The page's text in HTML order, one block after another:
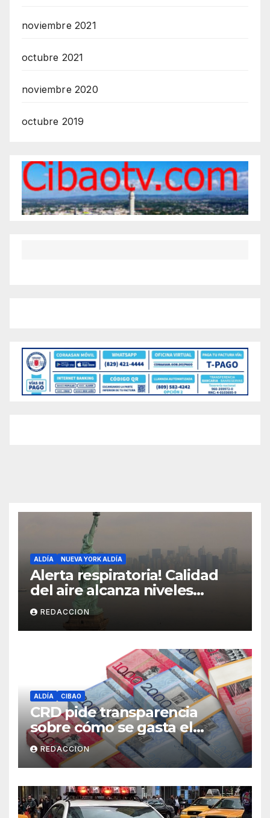
noviembre 2021
octubre 2021
noviembre 2020
octubre 2019
ALDÍA NUEVA YORK ALDÍA
Alerta respiratoria! Calidad
del aire alcanza niveles
peligrosos en NYC
REDACCION
ALDÍA CIBAO
CRD pide transparencia
sobre cómo se gasta el
dinero del Seguro Familiar de
Salud
REDACCION